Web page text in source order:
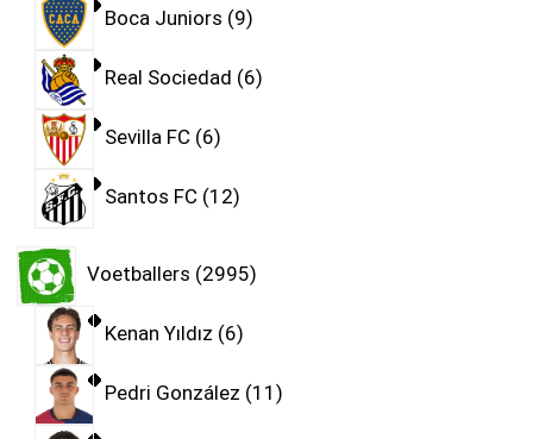
Boca Juniors 9
Real Sociedad 6
Sevilla FC 6
Santos FC 12
Voetballers 2995
Kenan Yıldız 6
Pedri González 11